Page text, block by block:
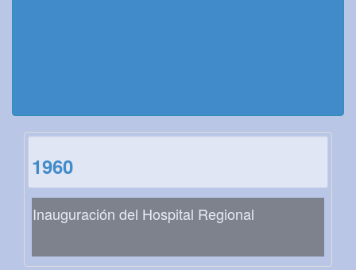
1960
Inauguración del Hospital Regional